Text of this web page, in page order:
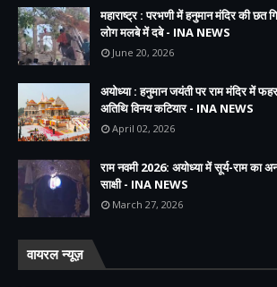
महाराष्ट्र : परभणी में हनुमान मंदिर की छत
लोग मलबे में दबे - INA NEWS
June 20, 2026
अयोध्या : हनुमान जयंती पर राम मंदिर में
अतिथि विनय कटियार - INA NEWS
April 02, 2026
राम नवमी 2026: अयोध्या में सूर्य-राम का
साक्षी - INA NEWS
March 27, 2026
वायरल न्यूज़